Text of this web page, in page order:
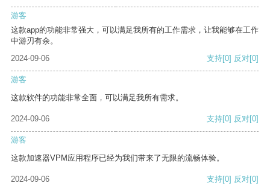
游客
这款app的功能非常强大，可以满足我所有的工作需求，让我能够在工作
中游刃有余。
2024-09-06
支持[0] 反对[0]
游客
这款软件的功能非常全面，可以满足我所有需求。
2024-09-06 支持[0] 反对[0]
游客
这款加速器VPM应用程序已经为我们带来了无限的流畅体验。
2024-09-06 支持[0] 反对[0]